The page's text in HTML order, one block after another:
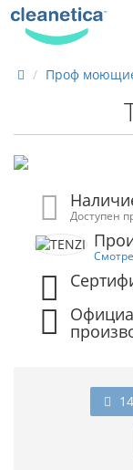
Проф
Доступен